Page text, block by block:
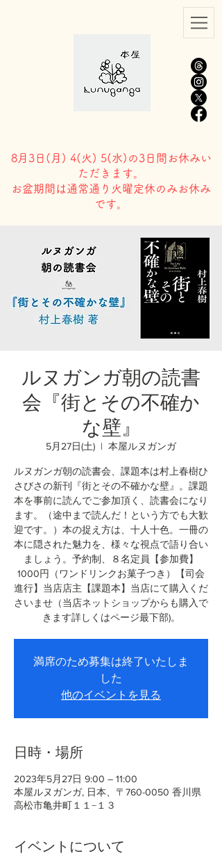
8月3日( 月) 4(火) 5(水)の3日間お休みい
ただきます。
​お盆期間は通常通り火曜定休のみお休み
です。
ルヌガンガ朝の読書
会『街とその不確か
な壁』
5月27日(土)
  |
本屋ルヌガンガ
ルヌガンガ朝の読書会、課題本は村上春樹ひ
さびさの新刊『街とその不確かな壁』。課題
本を事前に読んでご参加頂く、読書会になり
ます。（途中まで読んだ！という方でも大歓
迎です。）本の捉え方は、十人十色。一冊の
本に隠された魅力を、様々な視点で語り合い
ましょう。予約制、８名定員【参加費】
1000円（ワンドリンクお菓子つき）【司会
進行】当店店主【課題本】当店にて購入くだ
さいませ（当店ネットショップからも購入で
きます詳しくはページ最下部)。
満席のため募集は終了いたしま
した
他のイベントを見る
日時・場所
2023年5月27日 9:00 – 11:00
本屋ルヌガンガ, 日本、〒760-0050 香川県
高松市亀井町１１−１３
イベントについて